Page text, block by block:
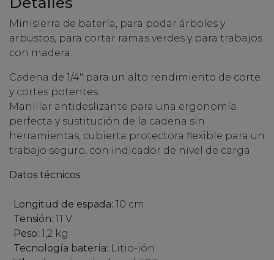
Minisierra de batería, para podar árboles y
arbustos, para cortar ramas verdes y para trabajos
con madera.
Cadena de 1/4" para un alto rendimiento de corte
y cortes potentes.
Manillar antideslizante para una ergonomía
perfecta y sustitución de la cadena sin
herramientas, cubierta protectora flexible para un
trabajo seguro, con indicador de nivel de carga.
Datos técnicos:
· Longitud de espada: 10 cm
· Tensión: 11 V
· Peso: 1,2 kg
· Tecnología batería: Litio-ión